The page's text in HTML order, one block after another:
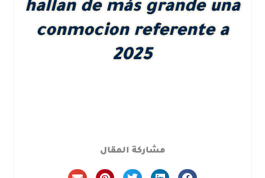
hallan de más grande una
conmocion referente a
2025
مشاركة المقال